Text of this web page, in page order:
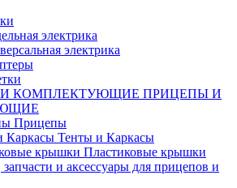
электрика
электрика
ПРИЦЕПЫ И
Прицепы
Тенты и Каркасы
Пластиковые крышки